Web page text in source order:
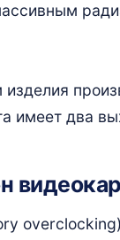
имеет два